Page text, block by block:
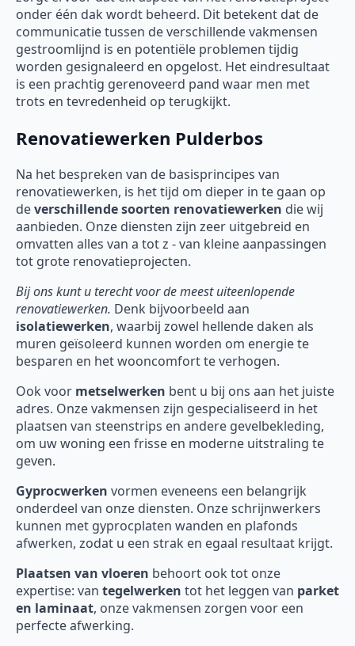
onder één dak wordt beheerd. Dit betekent dat de
communicatie tussen de verschillende vakmensen
gestroomlijnd is en potentiële problemen tijdig
worden gesignaleerd en opgelost. Het eindresultaat
is een prachtig gerenoveerd pand waar men met
trots en tevredenheid op terugkijkt.
Renovatiewerken Pulderbos
Na het bespreken van de basisprincipes van
renovatiewerken, is het tijd om dieper in te gaan op
deverschillende soorten renovatiewerken die wij
aanbieden. Onze diensten zijn zeer uitgebreid en
omvatten alles van a tot z - van kleine aanpassingen
tot grote renovatieprojecten.
Bij ons kunt u terecht voor de meest uiteenlopende
renovatiewerken. Denk bijvoorbeeld aan
isolatiewerken, waarbij zowel hellende daken als
muren geïsoleerd kunnen worden om energie te
besparen en het wooncomfort te verhogen.
Ook voor metselwerken bent u bij ons aan het juiste
adres. Onze vakmensen zijn gespecialiseerd in het
plaatsen van steenstrips en andere gevelbekleding,
om uw woning een frisse en moderne uitstraling te
geven.
Gyprocwerken vormen eveneens een belangrijk
onderdeel van onze diensten. Onze schrijnwerkers
kunnen met gyprocplaten wanden en plafonds
afwerken, zodat u een strak en egaal resultaat krijgt.
Plaatsen van vloeren behoort ook tot onze
expertise: van tegelwerken tot het leggen van parket
en laminaat, onze vakmensen zorgen voor een
perfecte afwerking.